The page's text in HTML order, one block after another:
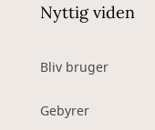
Nyttig viden
Bliv bruger
Gebyrer